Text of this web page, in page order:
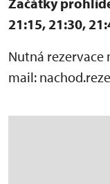
21:15, 21:30,
Nutná rezervace
mail: